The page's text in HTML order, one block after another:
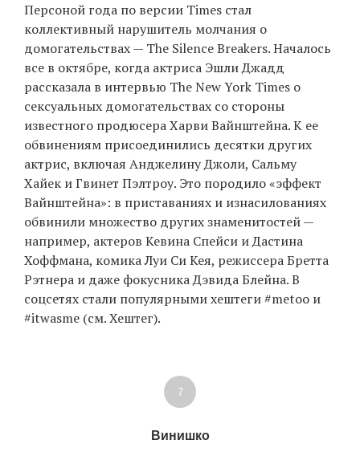
Персоной года по версии Times стал
коллективный нарушитель молчания о
домогательствах — The Silence Breakers. Началось
все в октябре, когда актриса Эшли Джадд
рассказала в интервью The New York Times о
сексуальных домогательствах со стороны
известного продюсера Харви Вайнштейна. К ее
обвинениям присоединились десятки других
актрис, включая Анджелину Джоли, Сальму
Хайек и Гвинет Пэлтроу. Это породило «эффект
Вайнштейна»: в приставаниях и изнасилованиях
обвинили множество других знаменитостей —
например, актеров Кевина Спейси и Дастина
Хоффмана, комика Луи Си Кея, режиссера Бретта
Рэтнера и даже фокусника Дэвида Блейна. В
соцсетях стали популярными хештеги #metoo и
#itwasme (см. Хештег).
7
Винишко